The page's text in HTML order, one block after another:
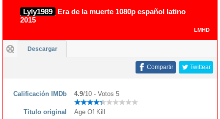
Lyly1989
Era de la muerte 1080p español latino
2015
LMHD
Descargar
Twittear
Compartir
Calificación IMDb 4.9/10 - Votos 5
Titulo original
Age Of Kill